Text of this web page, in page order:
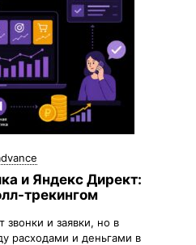
и Яндекс Директ:
трекингом
звонки и заявки, но в
расходами и деньгами в